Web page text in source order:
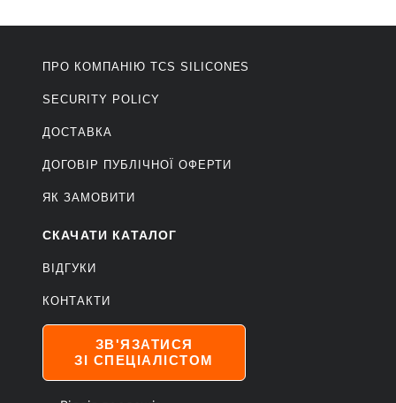
ПРО КОМПАНІЮ ТCS SILICONES
SECURITY POLICY
ДОСТАВКА
ДОГОВІР ПУБЛІЧНОЇ ОФЕРТИ
ЯК ЗАМОВИТИ
СКАЧАТИ КАТАЛОГ
ВІДГУКИ
КОНТАКТИ
ЗВ'ЯЗАТИСЯ
ЗІ СПЕЦІАЛІСТОМ